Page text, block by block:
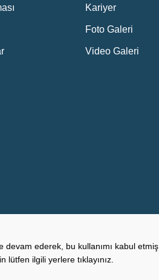
devam ederek, bu kullanımı kabul etmiş
lütfen ilgili yerlere tıklayınız.
Kariyer
Foto Galeri
Video Galeri